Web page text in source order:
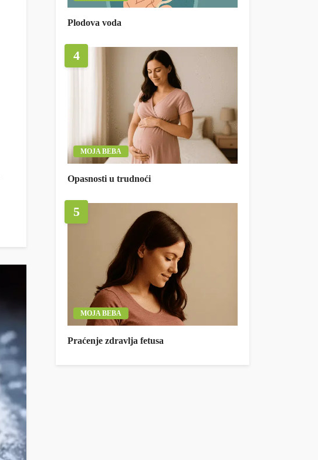
Plodova voda
4
MOJA BEBA
Opasnosti u trudnoći
5
MOJA BEBA
Praćenje zdravlja fetusa